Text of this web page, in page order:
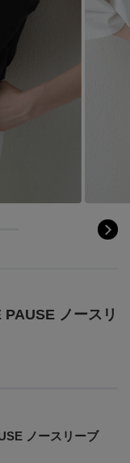
PAUSE ノースリ
ノースリーブ